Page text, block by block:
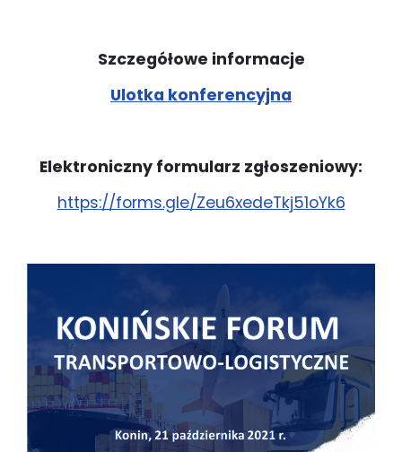
Szczegółowe informacje
Ulotka konferencyjna
Elektroniczny formularz zgłoszeniowy:
https://forms.gle/Zeu6xedeTkj51oYk6